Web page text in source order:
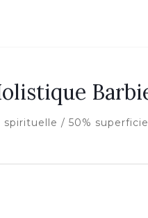
spirituelle / 50%